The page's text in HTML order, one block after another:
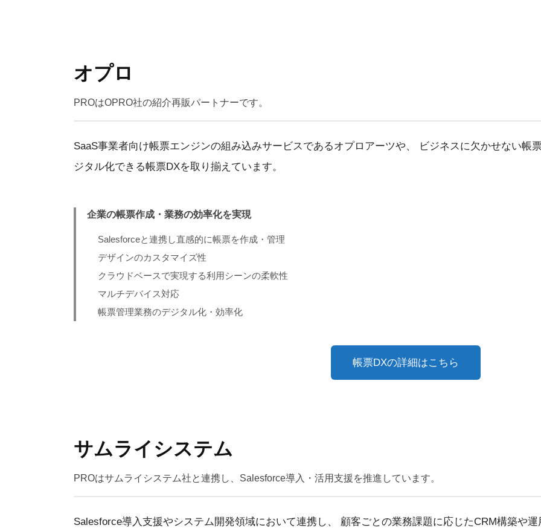
オプロ
PROはOPRO社の紹介再販パートナーです。
SaaS事業者向け帳票エンジンの組み込みサービスであるオプロアーツや、 ビジネスに欠かせない帳
ジタル化できる帳票DXを取り揃えています。
企業の帳票作成・業務の効率化を実現
Salesforceと連携し直感的に帳票を作成・管理
デザインのカスタマイズ性
クラウドベースで実現する利用シーンの柔軟性
マルチデバイス対応
帳票管理業務のデジタル化・効率化
帳票DXの詳細はこちら
サムライシステム
PROはサムライシステム社と連携し、Salesforce導入・活用支援を推進しています。
Salesforce導入支援やシステム開発領域において連携し、 顧客ごとの業務課題に応じたCRM構築や運